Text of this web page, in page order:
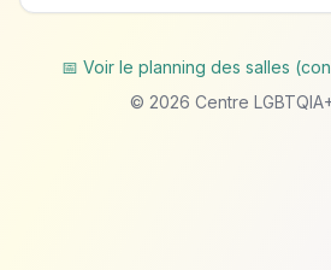
📅 Voir le planning des salles
© 2026 Centre